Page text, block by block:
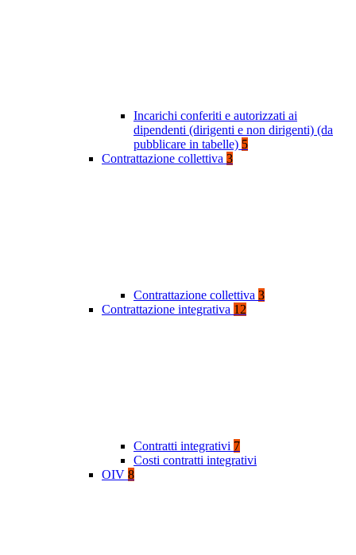
Incarichi conferiti e autorizzati ai
dipendenti (dirigenti e non dirigenti) (da
pubblicare in tabelle) 5
Contrattazione collettiva 3
Contrattazione collettiva 3
Contrattazione integrativa 12
Contratti integrativi 7
Costi contratti integrativi
OIV 8